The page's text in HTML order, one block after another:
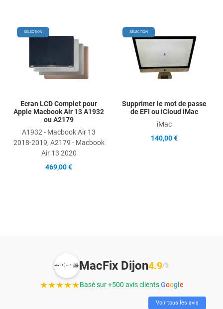
SÉLECTION Add to Wishlist
Add to Compare
Quick View
Ecran LCD Complet pour
Apple Macbook Air 13 A1932
ou A2179
A1932 - Macbook Air 13
2018-2019, A2179 - Macbook
Air 13 2020
469,00 €
SÉLECTION
Supprimer le mot de passe
de EFI ou iCloud iMac
iMac
140,00 €
MacFix Dijon4.9/5
★★★★★Basé sur +500 avis clientsGoogle
Voir tous les avis